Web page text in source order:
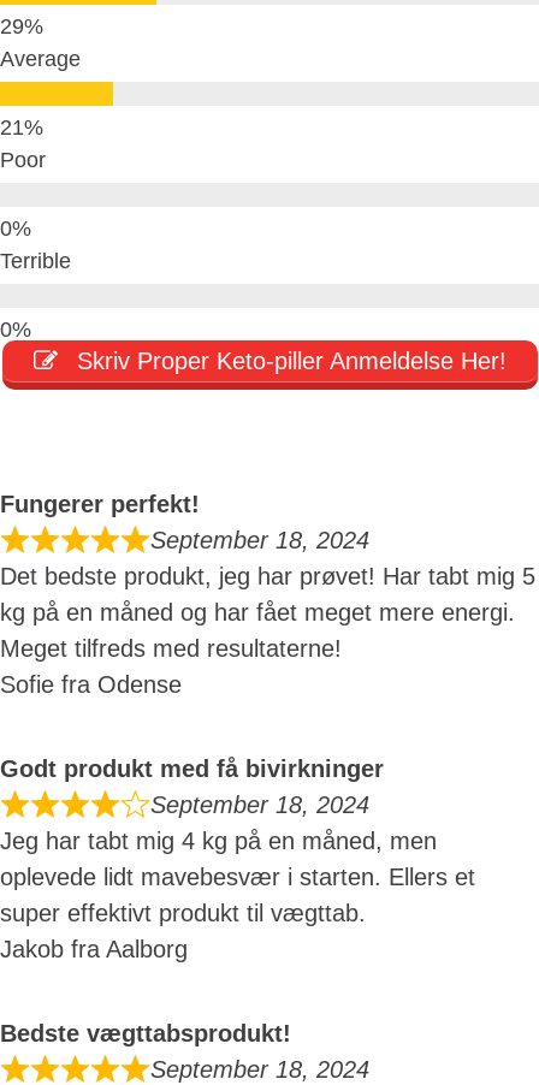
Average
Poor
Terrible
Skriv Proper Keto-piller Anmeldelse Her!
Fungerer perfekt!
September 18, 2024
Det bedste produkt, jeg har prøvet! Har tabt mig 5
kg på en måned og har fået meget mere energi.
Meget tilfreds med resultaterne!
Sofie fra Odense
Godt produkt med få bivirkninger
September 18, 2024
Jeg har tabt mig 4 kg på en måned, men
oplevede lidt mavebesvær i starten. Ellers et
super effektivt produkt til vægttab.
Jakob fra Aalborg
Bedste vægttabsprodukt!
September 18, 2024